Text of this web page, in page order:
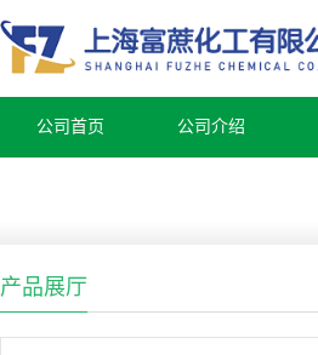
公司首页 公司介绍
产品展厅